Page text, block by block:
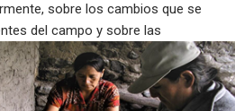
sobre los cambios que se
del campo y sobre las